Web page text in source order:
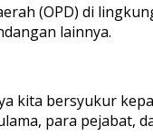
(OPD) di
lainnya.
kita bersyukur
para pejabat,